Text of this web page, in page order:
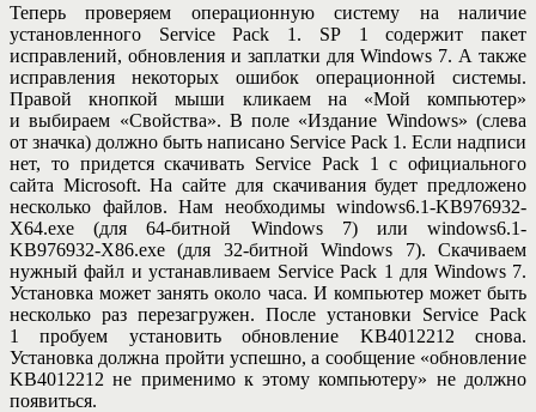
Теперь проверяем операционную систему на наличие
установленного Service Pack 1. SP 1 содержит пакет
исправлений, обновления и заплатки для Windows 7. А также
исправления некоторых ошибок операционной системы.
Правой кнопкой мыши кликаем на «Мой компьютер»
и выбираем «Свойства». В поле «Издание Windows» (слева
от значка) должно быть написано Service Pack 1. Если надписи
нет, то придется скачивать Service Pack 1 с официального
сайта Microsoft. На сайте для скачивания будет предложено
несколько файлов. Нам необходимы windows6.1-KB976932-
X64.exe (для 64-битной Windows 7) или windows6.1-
KB976932-X86.exe (для 32-битной Windows 7). Скачиваем
нужный файл и устанавливаем Service Pack 1 для Windows 7.
Установка может занять около часа. И компьютер может быть
несколько раз перезагружен. После установки Service Pack
1 пробуем установить обновление KB4012212 снова.
Установка должна пройти успешно, а сообщение «обновление
KB4012212 не применимо к этому компьютеру» не должно
появиться.